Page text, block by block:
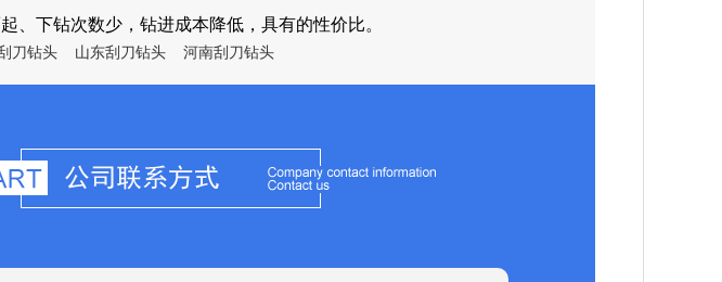
、下钻次数少，钻进成本降低，具有的性价比。
刀钻头 山东刮刀钻头 河南刮刀钻头